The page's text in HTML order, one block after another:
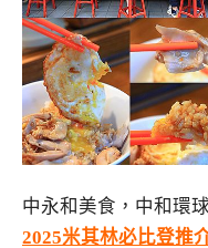
中永和美食，中和環
2025米其林必比登推